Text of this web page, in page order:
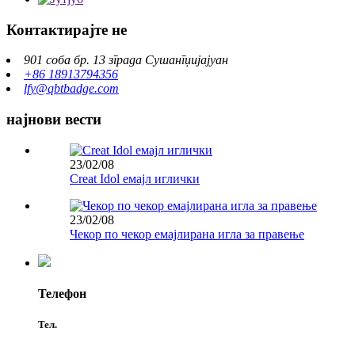
Контактирајте не
901 соба бр. 13 зграда Сушангџијајуан
+86 18913794356
lfy@qbtbadge.com
најнови вести
23/02/08
Creat Idol емајл иглички
23/02/08
Чекор по чекор емајлирана игла за правење
Телефон
Тел.